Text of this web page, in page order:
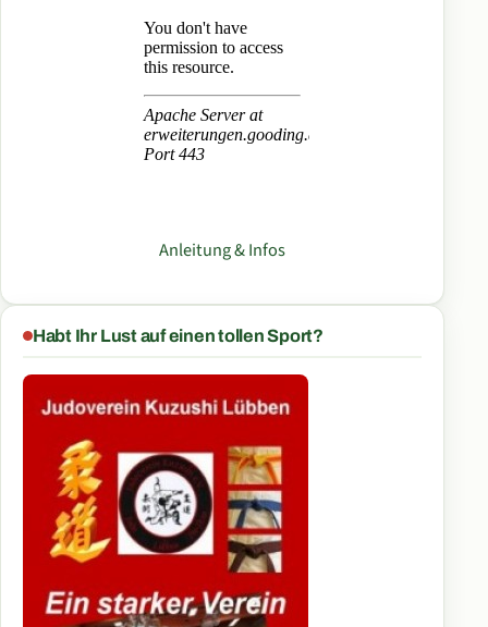
Anleitung & Infos
Habt Ihr Lust auf einen tollen Sport?